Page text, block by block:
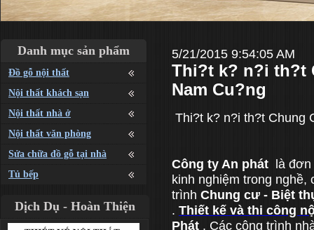
Danh mục sản phẩm
Đồ gỗ nội thất
Nội thất khách sạn
Nội thất nhà ở
Nội thất văn phòng
Sửa chữa đồ gỗ tại nhà
Tủ bếp
Dịch Dụ - Hoàn Thiện
5/21/2015 9:54:05 AM
Thi?t k? n?i th?t
Nam Cu?ng
Thi?t k? n?i th?t Chung
Công ty An phát là
kinh nghiệm trong nghề,
trình Chung cư - Biệt
. Thiết kế và thi công
Phát . Các công trình